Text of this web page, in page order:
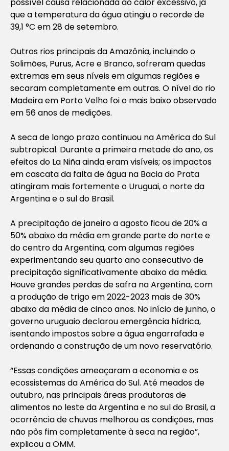
que a temperatura da água atingiu o recorde de
39,1 °C em 28 de setembro.
Outros rios principais da Amazônia, incluindo o
Solimões, Purus, Acre e Branco, sofreram quedas
extremas em seus níveis em algumas regiões e
secaram completamente em outras. O nível do rio
Madeira em Porto Velho foi o mais baixo observado
em 56 anos de medições.
A seca de longo prazo continuou na América do Sul
subtropical. Durante a primeira metade do ano, os
efeitos do La Niña ainda eram visíveis; os impactos
em cascata da falta de água na Bacia do Prata
atingiram mais fortemente o Uruguai, o norte da
Argentina e o sul do Brasil.
A precipitação de janeiro a agosto ficou de 20% a
50% abaixo da média em grande parte do norte e
do centro da Argentina, com algumas regiões
experimentando seu quarto ano consecutivo de
precipitação significativamente abaixo da média.
Houve grandes perdas de safra na Argentina, com
a produção de trigo em 2022-2023 mais de 30%
abaixo da média de cinco anos. No início de junho, o
governo uruguaio declarou emergência hídrica,
isentando impostos sobre a água engarrafada e
ordenando a construção de um novo reservatório.
“Essas condições ameaçaram a economia e os
ecossistemas da América do Sul. Até meados de
outubro, nas principais áreas produtoras de
alimentos no leste da Argentina e no sul do Brasil, a
ocorrência de chuvas melhorou as condições, mas
não pôs fim completamente à seca na região”,
explicou a OMM.